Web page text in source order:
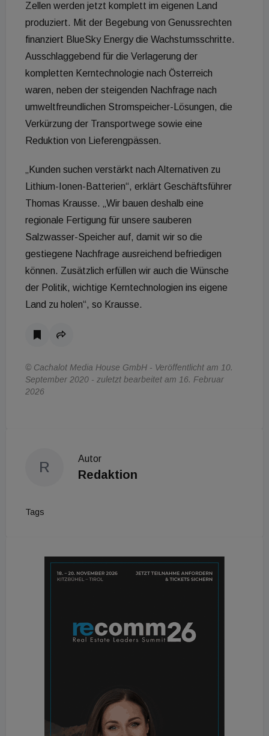
Zellen werden jetzt komplett im eigenen Land
produziert. Mit der Begebung von Genussrechten
finanziert BlueSky Energy die Wachstumsschritte.
Ausschlaggebend für die Verlagerung der
kompletten Kerntechnologie nach Österreich
waren, neben der steigenden Nachfrage nach
umweltfreundlichen Stromspeicher-Lösungen, die
Verkürzung der Transportwege sowie eine
Reduktion von Lieferengpässen.
„Kunden suchen verstärkt nach Alternativen zu
Lithium-Ionen-Batterien“, erklärt Geschäftsführer
Thomas Krausse. „Wir bauen deshalb eine
regionale Fertigung für unsere sauberen
Salzwasser-Speicher auf, damit wir so die
gestiegene Nachfrage ausreichend befriedigen
können. Zusätzlich erfüllen wir auch die Wünsche
der Politik, wichtige Kerntechnologien ins eigene
Land zu holen“, so Krausse.
© Cachalot Media House GmbH - Veröffentlicht am 10.
September 2020 - zuletzt bearbeitet am 16. Februar
2026
R
Autor
Redaktion
Tags